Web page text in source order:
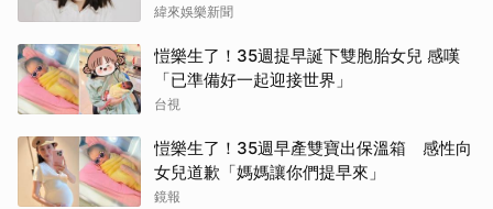
緯來娛樂新聞
愷樂生了！35週提早誕下雙胞胎女兒 感嘆
「已準備好一起迎接世界」
台視
愷樂生了！35週早產雙寶出保溫箱 感性向
女兒道歉「媽媽讓你們提早來」
鏡報